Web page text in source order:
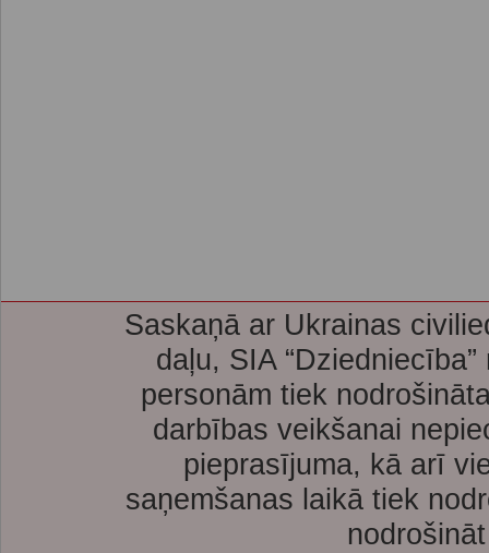
Saskaņā ar Ukrainas
daļu, SIA
personām tiek
darbības veikšanai
pieprasījuma, kā arī
saņemšanas laikā tiek